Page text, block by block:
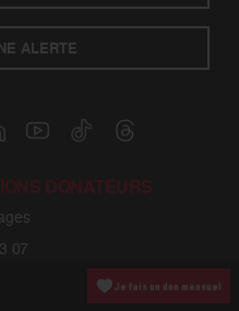
ALERTE
DONATEURS
07
Je fais un don mensuel